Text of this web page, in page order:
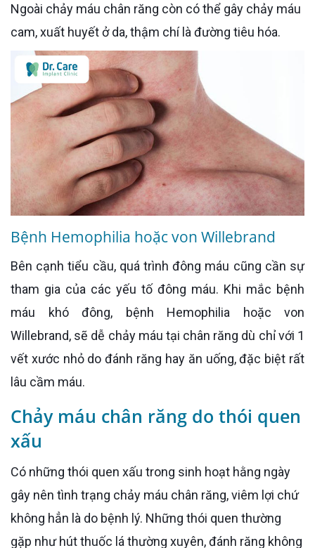
Ngoài chảy máu chân răng còn có thể gây chảy máu
cam, xuất huyết ở da, thậm chí là đường tiêu hóa.
Bệnh Hemophilia hoặc von Willebrand
Bên cạnh tiểu cầu, quá trình đông máu cũng cần sự
tham gia của các yếu tố đông máu. Khi mắc bệnh
máu khó đông, bệnh Hemophilia hoặc von
Willebrand, sẽ dễ chảy máu tại chân răng dù chỉ với 1
vết xước nhỏ do đánh răng hay ăn uống, đặc biệt rất
lâu cầm máu.
Chảy máu chân răng do thói quen
xấu
Có những thói quen xấu trong sinh hoạt hằng ngày
gây nên tình trạng chảy máu chân răng, viêm lợi chứ
không hẳn là do bệnh lý. Những thói quen thường
gặp như hút thuốc lá thường xuyên, đánh răng không